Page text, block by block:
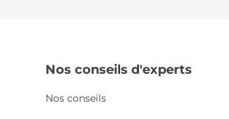
Nos conseils d'experts
Nos conseils